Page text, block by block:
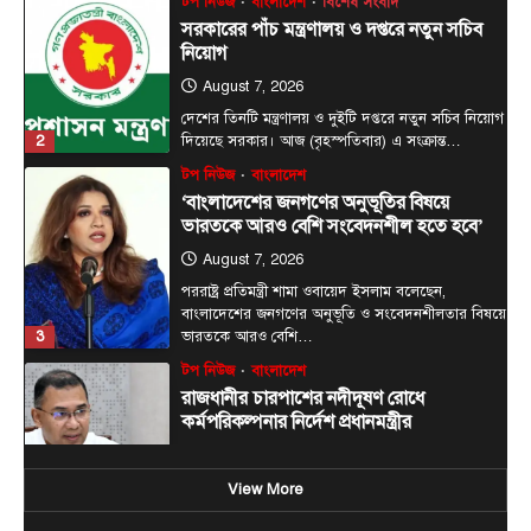
2
August 7, 2026
দেশের তিনটি মন্ত্রণালয় ও দুইটি দপ্তরে নতুন সচিব নিয়োগ
দিয়েছে সরকার। আজ (বৃহস্পতিবার) এ সংক্রান্ত…
3
টপ নিউজ বাংলাদেশ
‘বাংলাদেশের জনগণের অনুভূতির বিষয়ে
ভারতকে আরও বেশি সংবেদনশীল হতে হবে’
August 7, 2026
পররাষ্ট্র প্রতিমন্ত্রী শামা ওবায়েদ ইসলাম বলেছেন,
বাংলাদেশের জনগণের অনুভূতি ও সংবেদনশীলতার বিষয়ে
ভারতকে আরও বেশি…
4
টপ নিউজ বাংলাদেশ
রাজধানীর চারপাশের নদীদূষণ রোধে
কর্মপরিকল্পনার নির্দেশ প্রধানমন্ত্রীর
August 6, 2026
রাজধানী ঢাকার চারপাশের নদীদূষণ রোধে কর্মপরিকল্পনা
বৃহস্পতিবার (৬…
View More